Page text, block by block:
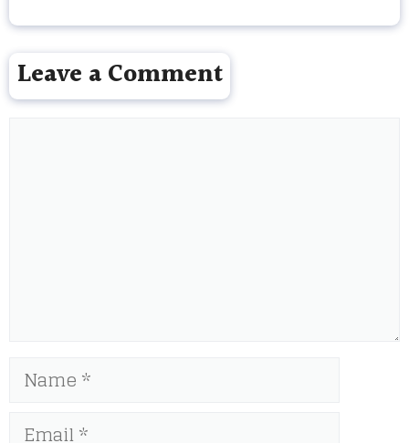
Leave a Comment
Name
Email